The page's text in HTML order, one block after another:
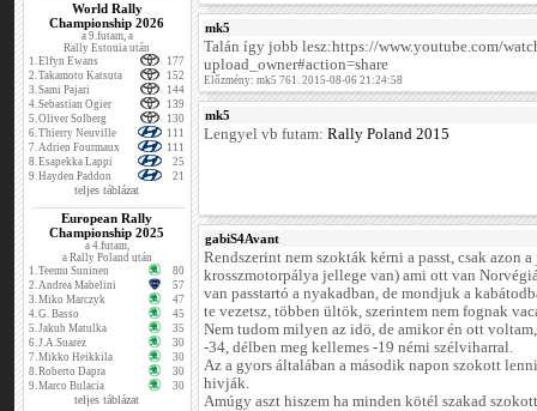
World Rally
Championship 2026
a 9.futam, a
Rally Estonia után
1.Elfyn Ewans
177
2.Takamoto Katsuta
152
3.Sami Pajari
144
4.Sebastian Ogier
139
5.Oliver Solberg
130
6.Thierry Neuville
111
7.Adrien Fourmaux
111
8.Esapekka Lappi
25
9.Hayden Paddon 21
teljes táblázat
European Rally
Championship 2025
a 4.futam,
a Rally Poland után
1.Teemu Suninen
80
2.Andrea Mabelini
57
3.Miko Marczyk
47
4.G. Basso
45
5.Jakub Matulka
35
6.J.A.Suarez
30
7.Mikko Heikkila
30
8.Roberto Dapra
30
9.Marco Bulacia 30
teljes táblázat
mk5
Talán így jobb lesz:https://www.youtube.com/
upload_owner#action=share
Előzmény: mk5 761. 2015-08-06 21:24:58
mk5
Lengyel vb futam: Rally Poland 2015
gabiS4Avant
Rendszerint nem szokták kérni a passt, csak azon
krosszmotorpálya jellege van) ami ott van
van passtartó a nyakadban, de mondjuk a
te vezetsz, többen ültök, szerintem nem fognak
Nem tudom milyen az idö, de amikor én ott
-34, délben meg kellemes -19 némi szélviharral.
Az a gyors általában a második napon szokott
hivják.
Amúgy aszt hiszem ha minden kötél szakad